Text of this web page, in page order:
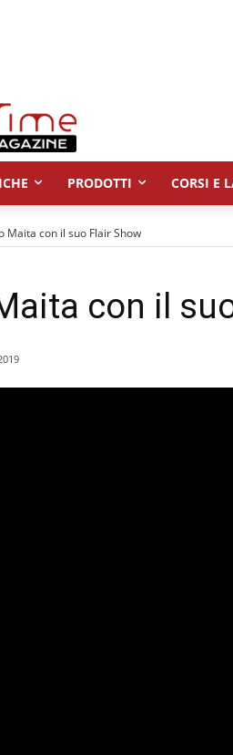
PRODOTTI CORSI E
Maita con il suo Flair Show
con il